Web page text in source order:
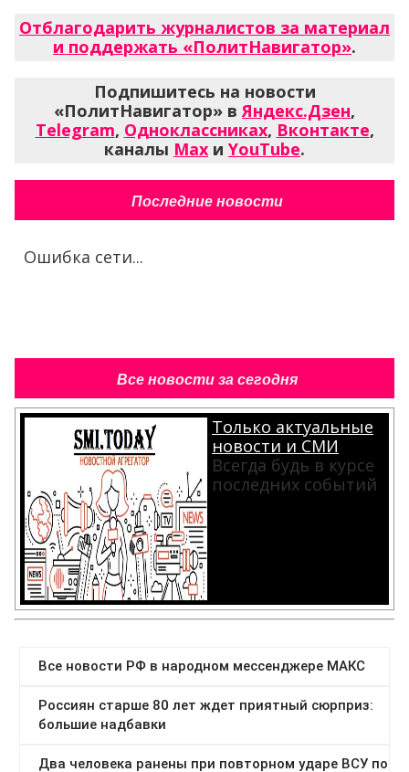
Отблагодарить журналистов за материал
и поддержать «ПолитНавигатор».
Подпишитесь на новости
«ПолитНавигатор» вЯндекс.Дзен,
Telegram, Одноклассниках, Вконтакте,
каналы Max и YouTube.
Последние новости
Ошибка сети...
Все новости за сегодня
Только актуальные
новости и СМИ
Всегда будь в курсе
последних событий